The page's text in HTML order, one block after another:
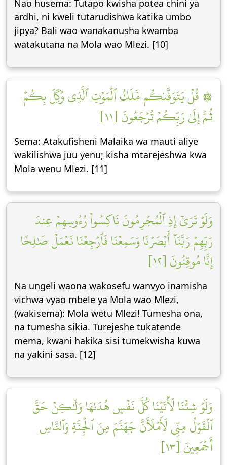
Nao husema: Tutapo kwisha potea chini ya
ardhi, ni kweli tutarudishwa katika umbo
jipya? Bali wao wanakanusha kwamba
watakutana na Mola wao Mlezi. [10]
۞ قُلۡ يَتَوَفَّىٰكُم مَّلَكُ ٱلۡمَوۡتِ ٱلَّذِي وُكِّلَ بِكُمۡ
ثُمَّ إِلَىٰ رَبِّكُمۡ تُرۡجَعُونَ [١١]
Sema: Atakufisheni Malaika wa mauti aliye
wakilishwa juu yenu; kisha mtarejeshwa kwa
Mola wenu Mlezi. [11]
وَلَوۡ تَرَىٰٓ إِذِ ٱلۡمُجۡرِمُونَ نَاكِسُواْ رُءُوسِهِمۡ عِندَ
رَبِّهِمۡ رَبَّنَآ أَبۡصَرۡنَا وَسَمِعۡنَا فَٱرۡجِعۡنَا نَعۡمَلۡ صَٰلِحًا
إِنَّا مُوقِنُونَ [١٢]
Na ungeli waona wakosefu wanvyo inamisha
vichwa vyao mbele ya Mola wao Mlezi,
(wakisema): Mola wetu Mlezi! Tumesha ona,
na tumesha sikia. Turejeshe tukatende
mema, kwani hakika sisi tumekwisha kuwa
na yakini sasa. [12]
وَلَوۡ شِئۡنَا لَأٓتَيۡنَا كُلَّ نَفۡسٍ هُدَىٰهَا وَلَٰكِنۡ حَقَّ
ٱلۡقَوۡلُ مِنِّي لَأَمۡلَأَنَّ جَهَنَّمَ مِنَ ٱلۡجِنَّةِ وَٱلنَّاسِ
أَجۡمَعِينَ [١٣]